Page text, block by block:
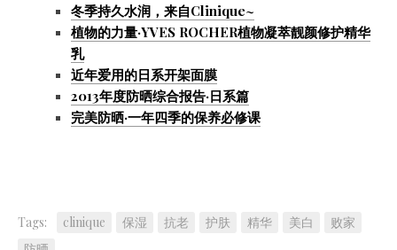
冬季持久水润，来自Clinique~
植物的力量·YVES ROCHER植物凝萃靓颜修护精华
乳
近年爱用的日系开架面膜
2013年度防晒综合报告·日系篇
完美防晒·一年四季的保养必修课
Tags: clinique 保湿 抗老 护肤 精华 美白
败家